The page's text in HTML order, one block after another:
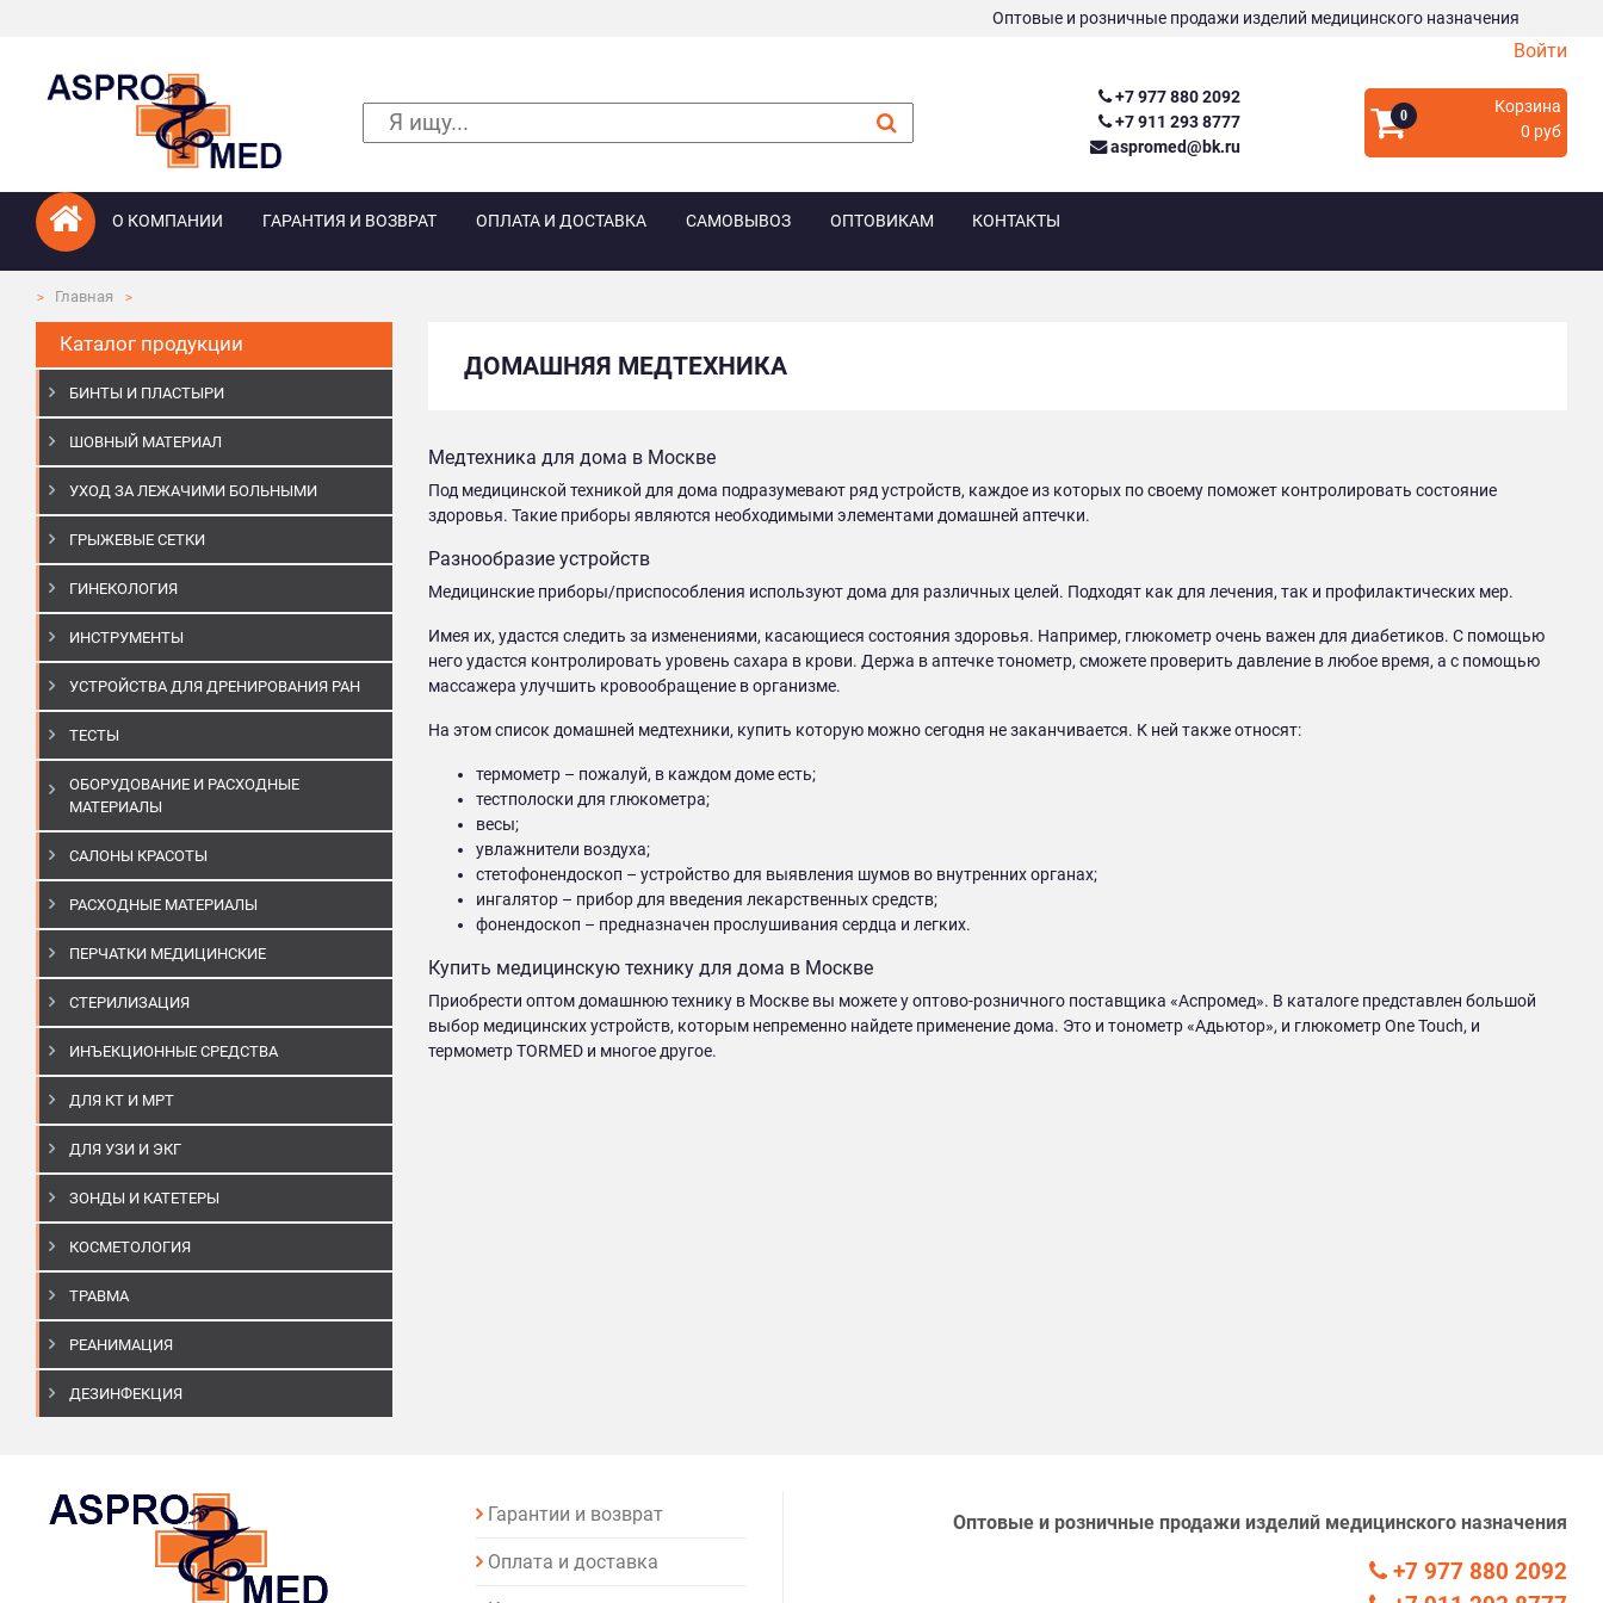
Оптовые и розничные продажи изделий медицинского назначения
Войти
+7 977 880 2092
+7 911 293 8777
aspromed@bk.ru
0
Корзина
0 руб
О КОМПАНИИ ГАРАНТИЯ И ВОЗВРАТ ОПЛАТА И ДОСТАВКА САМОВЫВОЗ ОПТОВИКАМ КОНТАКТЫ
Главная
Каталог продукции
БИНТЫ И ПЛАСТЫРИ
ШОВНЫЙ МАТЕРИАЛ
УХОД ЗА ЛЕЖАЧИМИ БОЛЬНЫМИ
ГРЫЖЕВЫЕ СЕТКИ
ГИНЕКОЛОГИЯ
ИНСТРУМЕНТЫ
УСТРОЙСТВА ДЛЯ ДРЕНИРОВАНИЯ РАН
ТЕСТЫ
ОБОРУДОВАНИЕ И РАСХОДНЫЕ
МАТЕРИАЛЫ
САЛОНЫ КРАСОТЫ
РАСХОДНЫЕ МАТЕРИАЛЫ
ПЕРЧАТКИ МЕДИЦИНСКИЕ
СТЕРИЛИЗАЦИЯ
ИНЪЕКЦИОННЫЕ СРЕДСТВА
ДЛЯ КТ И МРТ
ДЛЯ УЗИ И ЭКГ
ЗОНДЫ И КАТЕТЕРЫ
КОСМЕТОЛОГИЯ
ТРАВМА
РЕАНИМАЦИЯ
ДЕЗИНФЕКЦИЯ
ДОМАШНЯЯ МЕДТЕХНИКА
Медтехника для дома в Москве
Под медицинской техникой для дома подразумевают ряд устройств, каждое из которых по своему поможет контролировать состояние
здоровья. Такие приборы являются необходимыми элементами домашней аптечки.
Разнообразие устройств
Медицинские приборы/приспособления используют дома для различных целей. Подходят как для лечения, так и профилактических мер.
Имея их, удастся следить за изменениями, касающиеся состояния здоровья. Например, глюкометр очень важен для диабетиков. С помощью
него удастся контролировать уровень сахара в крови. Держа в аптечке тонометр, сможете проверить давление в любое время, а с помощью
массажера улучшить кровообращение в организме.
На этом список домашней медтехники, купить которую можно сегодня не заканчивается. К ней также относят:
термометр – пожалуй, в каждом доме есть;
тестполоски для глюкометра;
весы;
увлажнители воздуха;
стетофонендоскоп – устройство для выявления шумов во внутренних органах;
ингалятор – прибор для введения лекарственных средств;
фонендоскоп – предназначен прослушивания сердца и легких.
Купить медицинскую технику для дома в Москве
Приобрести оптом домашнюю технику в Москве вы можете у оптово-розничного поставщика «Аспромед». В каталоге представлен большой
выбор медицинских устройств, которым непременно найдете применение дома. Это и тонометр «Адьютор», и глюкометр One Touch, и
термометр TORMED и многое другое.
Гарантии и возврат
Оплата и доставка
Оптовые и розничные продажи изделий медицинского назначения
+7 977 880 2092